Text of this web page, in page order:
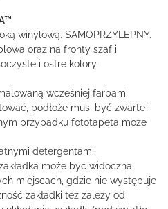
winylową. SAMOPRZYLEPNY.
oraz na fronty szaf i
i ostre kolory.
wcześniej farbami
podłoże musi być zwarte i
przypadku fototapeta może
detergentami.
może być widoczna
miejscach, gdzie nie występuje
zakładki tez zależy od